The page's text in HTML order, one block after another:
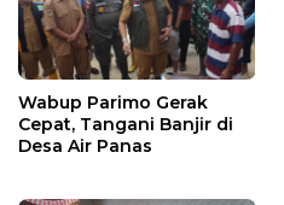
Wabup Parimo Gerak
Cepat, Tangani Banjir di
Desa Air Panas